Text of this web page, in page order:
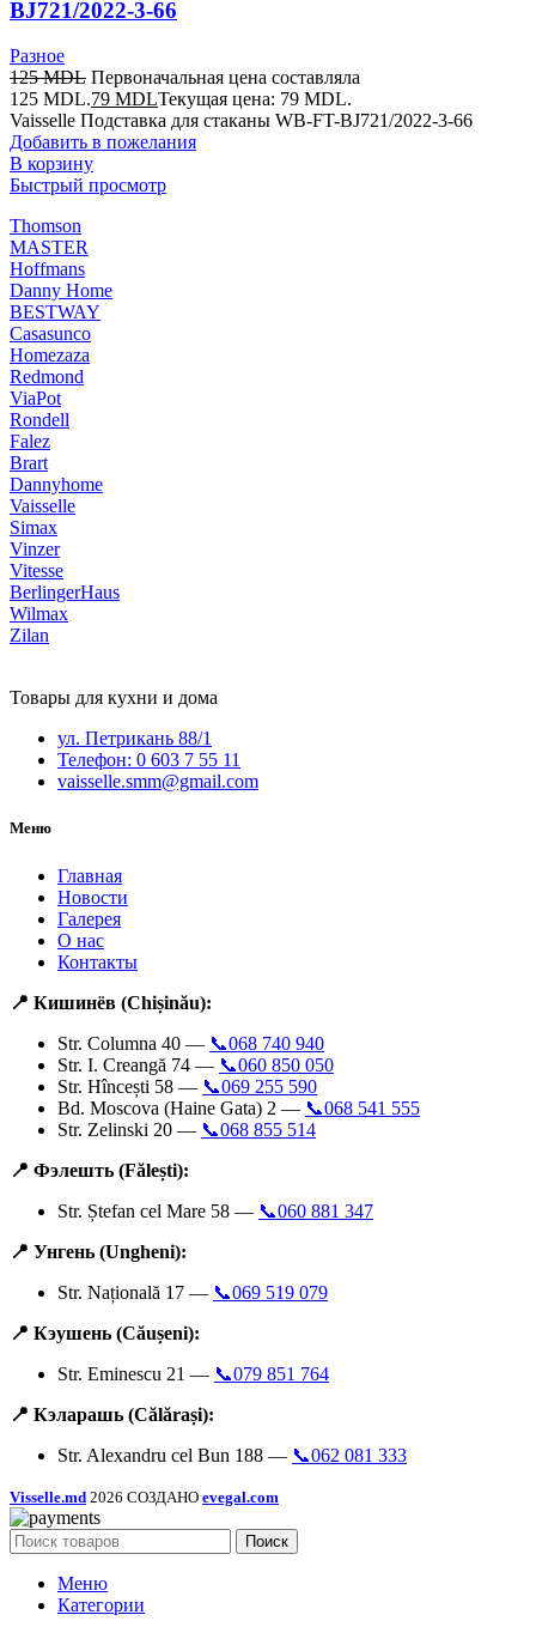
BJ721/2022-3-66
Разное
125MDL Первоначальная цена составляла
125 MDL.79 MDLТекущая цена: 79 MDL.
Vaisselle Подставка для cтаканы WB-FT-BJ721/2022-3-66
Добавить в пожелания
В корзину
Быстрый просмотр
Thomson
MASTER
Hoffmans
Danny Home
BESTWAY
Casasunco
Homezaza
Redmond
ViaPot
Rondell
Falez
Brart
Dannyhome
Vaisselle
Simax
Vinzer
Vitesse
BerlingerHaus
Wilmax
Zilan
Товары для кухни и дома
ул. Петрикань 88/1
Телефон: 0 603 7 55 11
vaisselle.smm@gmail.com
Меню
Главная
Новости
Галерея
О нас
Контакты
📍 Кишинёв (Chișinău):
Str. Columna 40 — 📞068 740 940
Str. I. Creangă 74 — 📞060 850 050
Str. Hîncești 58 — 📞069 255 590
Bd. Moscova (Haine Gata) 2 — 📞068 541 555
Str. Zelinski 20 — 📞068 855 514
📍 Фэлешть (Fălești):
Str. Ștefan cel Mare 58 — 📞060 881 347
📍 Унгень (Ungheni):
Str. Națională 17 — 📞069 519 079
📍 Кэушень (Căușeni):
Str. Eminescu 21 — 📞079 851 764
📍 Кэларашь (Călărași):
Str. Alexandru cel Bun 188 — 📞062 081 333
Visselle.md 2026 СОЗДАНО evegal.com
Поиск
Меню
Категории